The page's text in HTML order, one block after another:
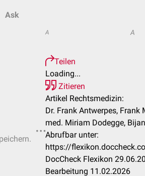
Ask
A A
Teilen
Loading...
Zitieren
Artikel Rechtsmedizin:
Dr. Frank Antwerpes, Frank
med. Miriam Dodegge,
Abrufbar unter:
https://
DocCheck Flexikon
Bearbeitung 11.02.2026